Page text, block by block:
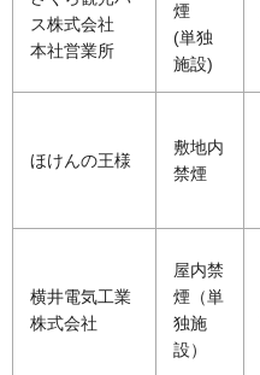
ス株式会社
本社営業所
煙
(単独
施設)
ほけんの王様
敷地内
禁煙
横井電気工業
株式会社
屋内禁
煙（単
独施
設）